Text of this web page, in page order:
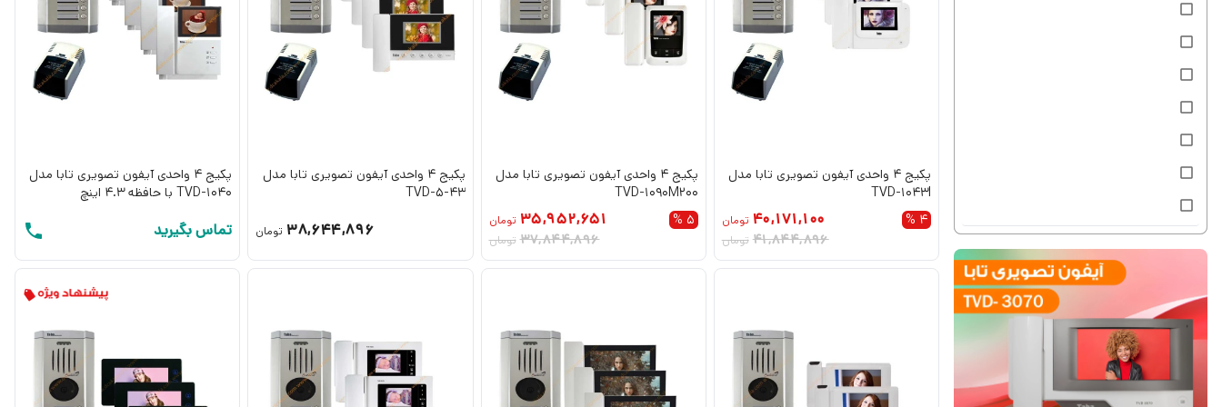
پکیج 4 واحدی آیفون تصویری تابا مدل
TVD-1043I
4 %
40,171,100 تومان
41,844,896 تومان
پکیج 4 واحدی آیفون تصویری تابا مدل
TVD-1090M200
5 %
35,952,651 تومان
37,844,896 تومان
پکیج 4 واحدی آیفون تصویری تابا مدل
TVD-5-43
38,644,896 تومان
پکیج 4 واحدی آیفون تصویری تابا مدل
TVD-1040 با حافظه 4.3 اینچ
تماس بگیرید